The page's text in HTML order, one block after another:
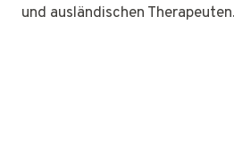
und ausländischen Therapeuten.